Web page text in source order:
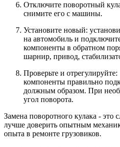
Отключите поворотный
снимите его с машины.
Установите новый:
на автомобиль и
компоненты в обратном
шарнир, привод,
Проверьте и
компоненты правильно
должным образом. При
угол поворота.
Замена поворотного кулака - это
лучше доверить опытным
опыта в ремонте грузовиков.